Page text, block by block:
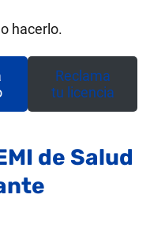
hacerlo.
Reclama
tu licencia
de Salud